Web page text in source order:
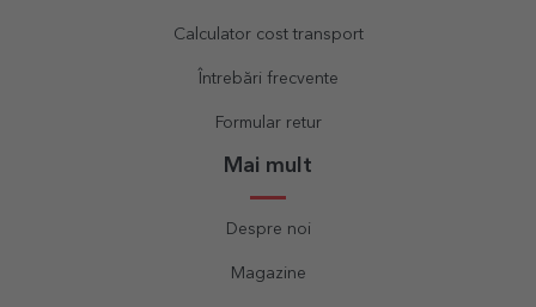
Calculator cost transport
Întrebări frecvente
Formular retur
Mai mult
Despre noi
Magazine